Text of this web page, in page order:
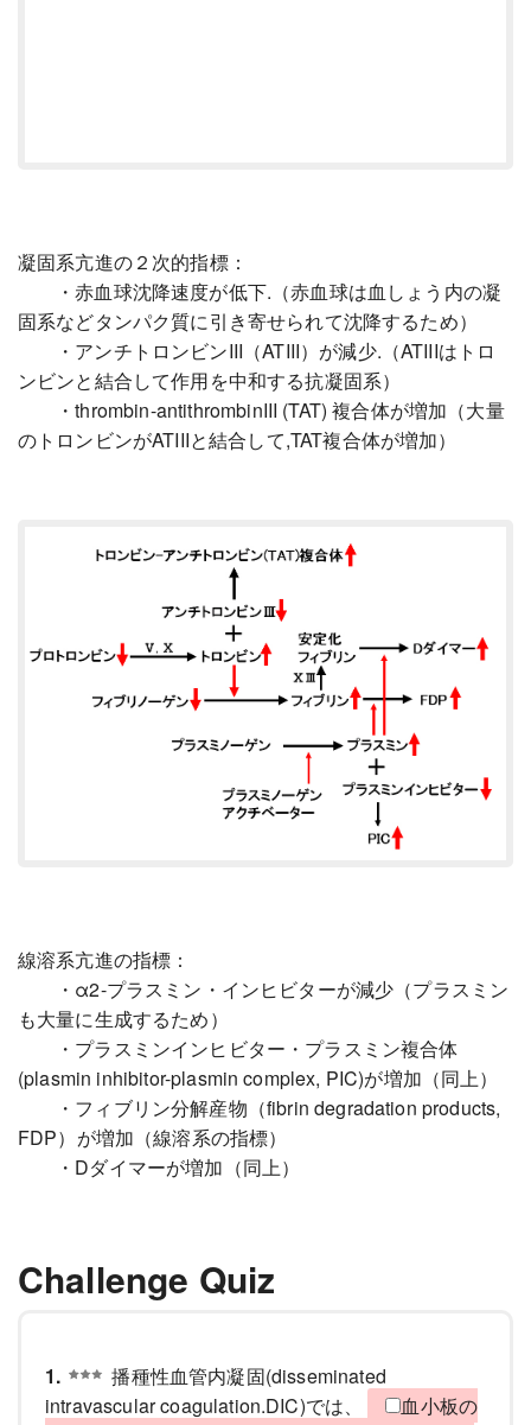
凝固系亢進の２次的指標：
・赤血球沈降速度が低下.（赤血球は血しょう内の凝
固系などタンパク質に引き寄せられて沈降するため）
・アンチトロンビンIII（ATIII）が減少.（ATIIIはトロ
ンビンと結合して作用を中和する抗凝固系）
・thrombin-antithrombinIII (TAT) 複合体が増加（大量
のトロンビンがATIIIと結合して,TAT複合体が増加）
線溶系亢進の指標：
・α2-プラスミン・インヒビターが減少（プラスミン
も大量に生成するため）
・プラスミンインヒビター・プラスミン複合体
(plasmin inhibitor-plasmin complex, PIC)が増加（同上）
・フィブリン分解産物（fibrin degradation products,
FDP）が増加（線溶系の指標）
・Dダイマーが増加（同上）
Challenge Quiz
1.
播種性血管内凝固(disseminated
intravascular coagulation.DIC)では、
血小板の